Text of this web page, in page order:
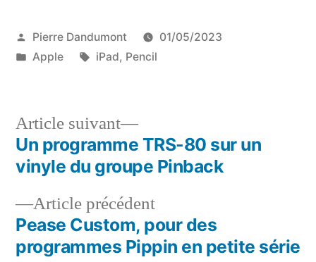
Publié
par
Pierre Dandumont
01/05/2023
Publié
Apple Étiquettes :
iPad, Pencil
Navigation
l’article
Article précédentArticle
précédent :
Pease Custom, pour des
programmes Pippin en petite série
Article suivant
Article
suivant :
Un programme TRS-80 sur un
vinyle du groupe Pinback